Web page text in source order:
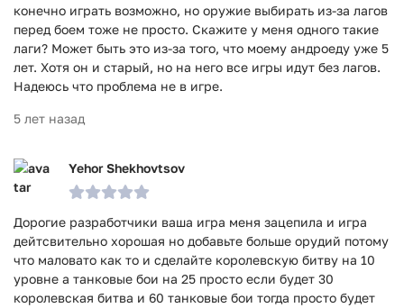
конечно играть возможно, но оружие выбирать из-за лагов
перед боем тоже не просто. Скажите у меня одного такие
лаги? Может быть это из-за того, что моему андроеду уже 5
лет. Хотя он и старый, но на него все игры идут без лагов.
Надеюсь что проблема не в игре.
5 лет назад
Yehor Shekhovtsov
Дорогие разработчики ваша игра меня зацепила и игра
дейтсвительно хорошая но добавьте больше орудий потому
что маловато как то и сделайте королевскую битву на 10
уровне а танковые бои на 25 просто если будет 30
королевская битва и 60 танковые бои тогда просто будет